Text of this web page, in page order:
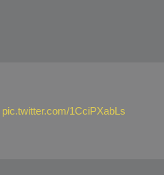
pic.twitter.com/1CciPXabLs